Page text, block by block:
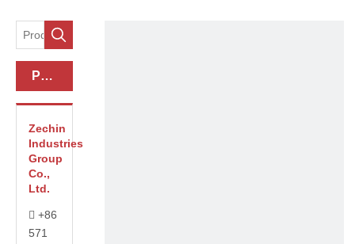
Produkt-Kategorie
Zechin
Industries
Group
Co.,
Ltd.
 +86
571